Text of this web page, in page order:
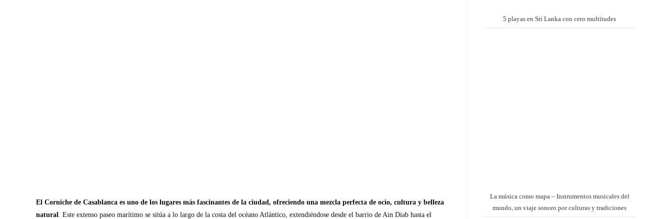
El Corniche de Casablanca es uno de los lugares más fascinantes de la ciudad, ofreciendo una mezcla perfecta de ocio, cultura y belleza
natural. Este extenso paseo marítimo se sitúa a lo largo de la costa del océano Atlántico, extendiéndose desde el barrio de Ain Diab hasta el
5 playas en Sri Lanka con cero multitudes
La música como mapa – Instrumentos musicales del
mundo, un viaje sonoro por culturas y tradiciones